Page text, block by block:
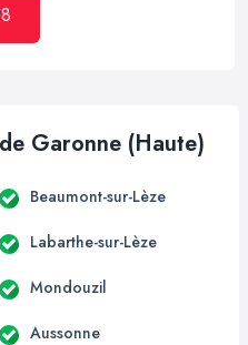
Garonne (Haute)
Beaumont-sur-Lèze
Labarthe-sur-Lèze
Mondouzil
Aussonne